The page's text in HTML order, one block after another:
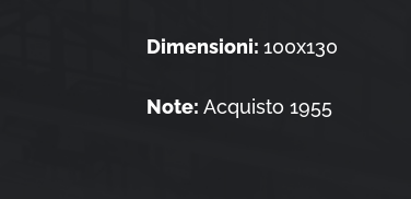
Dimensioni:100x130
Note:Acquisto 1955